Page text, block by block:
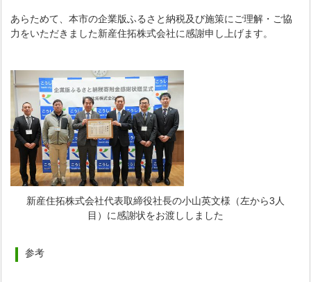
あらためて、本市の企業版ふるさと納税及び施策にご理解・ご協
力をいただきました新産住拓株式会社に感謝申し上げます。
新産住拓株式会社代表取締役社長の小山英文様（左から3人
目）に感謝状をお渡ししました
参考